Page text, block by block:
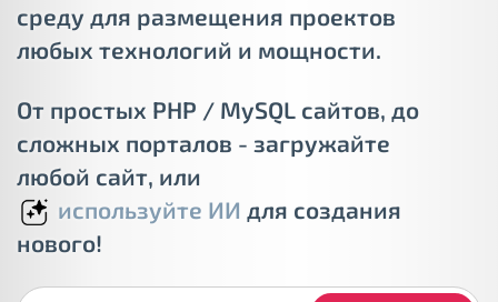
среду для размещения проектов
любых технологий и мощности.
От простых PHP / MySQL сайтов, до
сложных порталов - загружайте
любой сайт, или
используйте ИИ для создания
нового!